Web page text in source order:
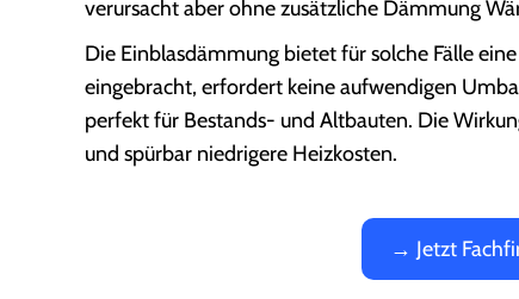
verursacht aber ohne zusätzliche Dämmung
Die Einblasdämmung bietet für solche Fälle
eingebracht, erfordert keine aufwendigen
perfekt für Bestands- und Altbauten. Die
und spürbar niedrigere Heizkosten.
→ Jetzt